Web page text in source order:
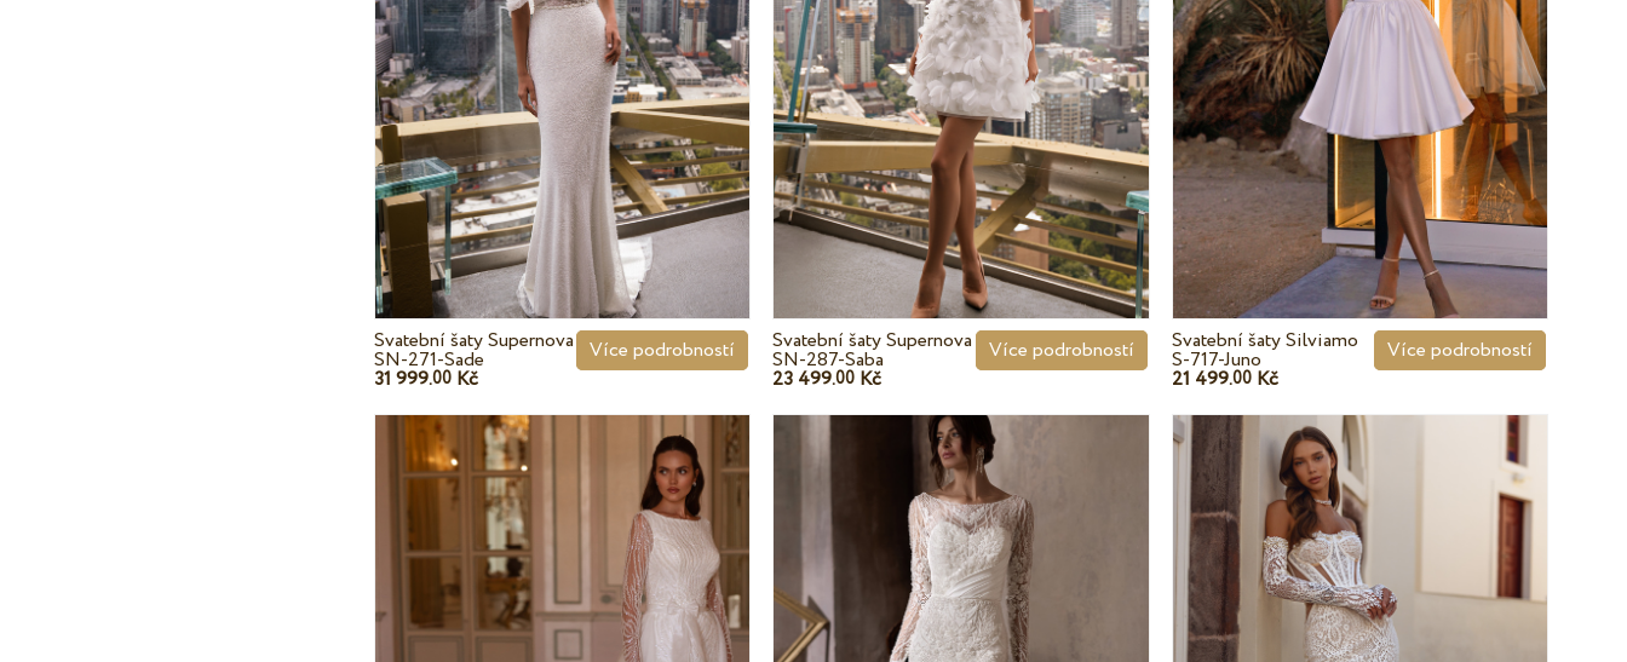
Svatební šaty Supernova
SN-271-Sade
31 999.00 Kč
Více podrobností Svatební šaty Supernova
SN-287-Saba
23 499.00 Kč
Více podrobností Svatební šaty Silviamo
S-717-Juno
21 499.00Kč
Více podrobností